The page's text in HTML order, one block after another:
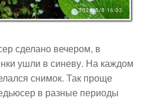
сделано вечером, в
ушли в синеву. На каждом
снимок. Так проще
в разные периоды